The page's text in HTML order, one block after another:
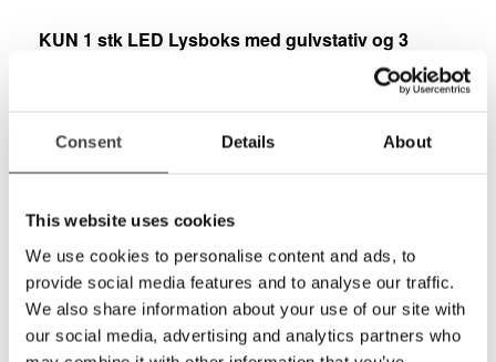
Consent Details About
This website uses cookies
We use cookies to personalise content and ads, to
provide social media features and to analyse our traffic.
We also share information about your use of our site with
our social media, advertising and analytics partners who
KUN 1 stk LED Lysboks med gulvstativ og 3
For å gjøre dette mest mulig korrekt kan man benytte
gulvstativ. Lysboksen er lett og portabel med et eget
rom til å oppbevare testarkene (tavlene) i. De nye
lysboksene har LED lys. Dette sikrer et jevnt konstant
lysnivå. Dersom man vil være ekstra nøyaktig med
lysnivået kan man velge ESV 1500 som har et
selvkalibrerende system.